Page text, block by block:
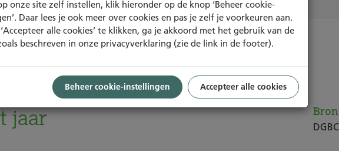
van Zuilen:
jaar
Bron
DGBC
onze site zelf instellen, klik hieronder op de knop ‘Beheer cookie-
Daar lees je ook meer over cookies en pas je zelf je voorkeuren aan.
alle cookies’ te klikken, ga je akkoord met het gebruik van de
beschreven in onze privacyverklaring (zie de link in de footer).
Beheer cookie-instellingen Accepteer alle cookies